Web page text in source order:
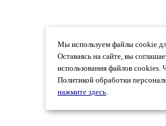
Мы используем файлы cookie
Оставаясь на сайте, вы
использования файлов cookies.
Политикой обработки
нажмите здесь.